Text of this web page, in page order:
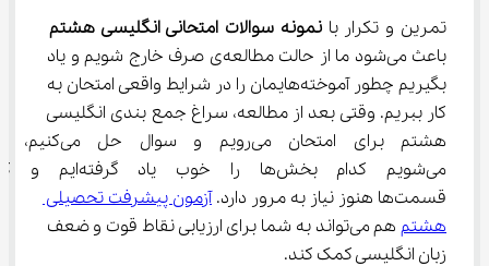
تمرین و تکرار با نمونه سوالات امتحانی انگلیسی هشتم
باعث می‌شود ما از حالت مطالعه‌ی صرف خارج شویم و یاد
بگیریم چطور آموخته‌هایمان را در شرایط واقعی امتحان به
کار ببریم. وقتی بعد از مطالعه، سراغ جمع بندی انگلیسی
هشتم برای امتحان می‌رویم
می‌شویم کدام بخش‌ها را خوب یاد
قسمت‌ها هنوز نیاز به مرور دارد.
آزمون پیشرفت تحصیلی
هشتم
زبان انگلیسی کمک کند.